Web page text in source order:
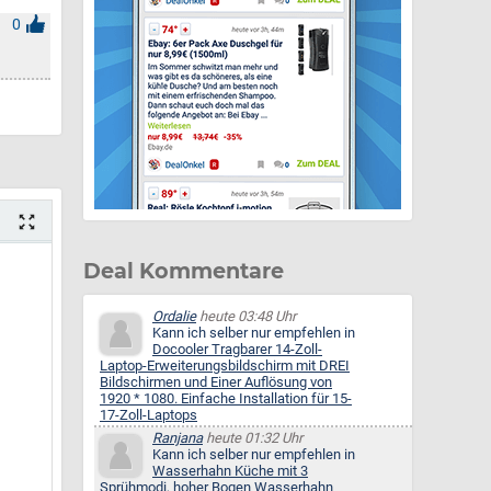
0
Deal Kommentare
Ordalieheute 03:48 Uhr
Kann ich selber nur empfehlen in
Docooler Tragbarer 14-Zoll-
Laptop-Erweiterungsbildschirm mit DREI
Bildschirmen und Einer Auflösung von
1920 * 1080. Einfache Installation für 15-
17-Zoll-Laptops
Ranjanaheute 01:32 Uhr
Kann ich selber nur empfehlen in
Wasserhahn Küche mit 3
Sprühmodi, hoher Bogen Wasserhahn